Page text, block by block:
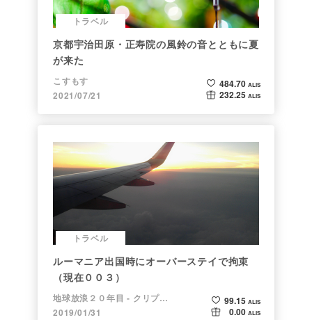
トラベル
京都宇治田原・正寿院の風鈴の音とともに夏
が来た
こすもす
2021/07/21
484.70 ALIS
232.25 ALIS
トラベル
ルーマニア出国時にオーバーステイで拘束
（現在００３）
地球放浪２０年目 - クリプトラベラー
2019/01/31
99.15 ALIS
0.00 ALIS